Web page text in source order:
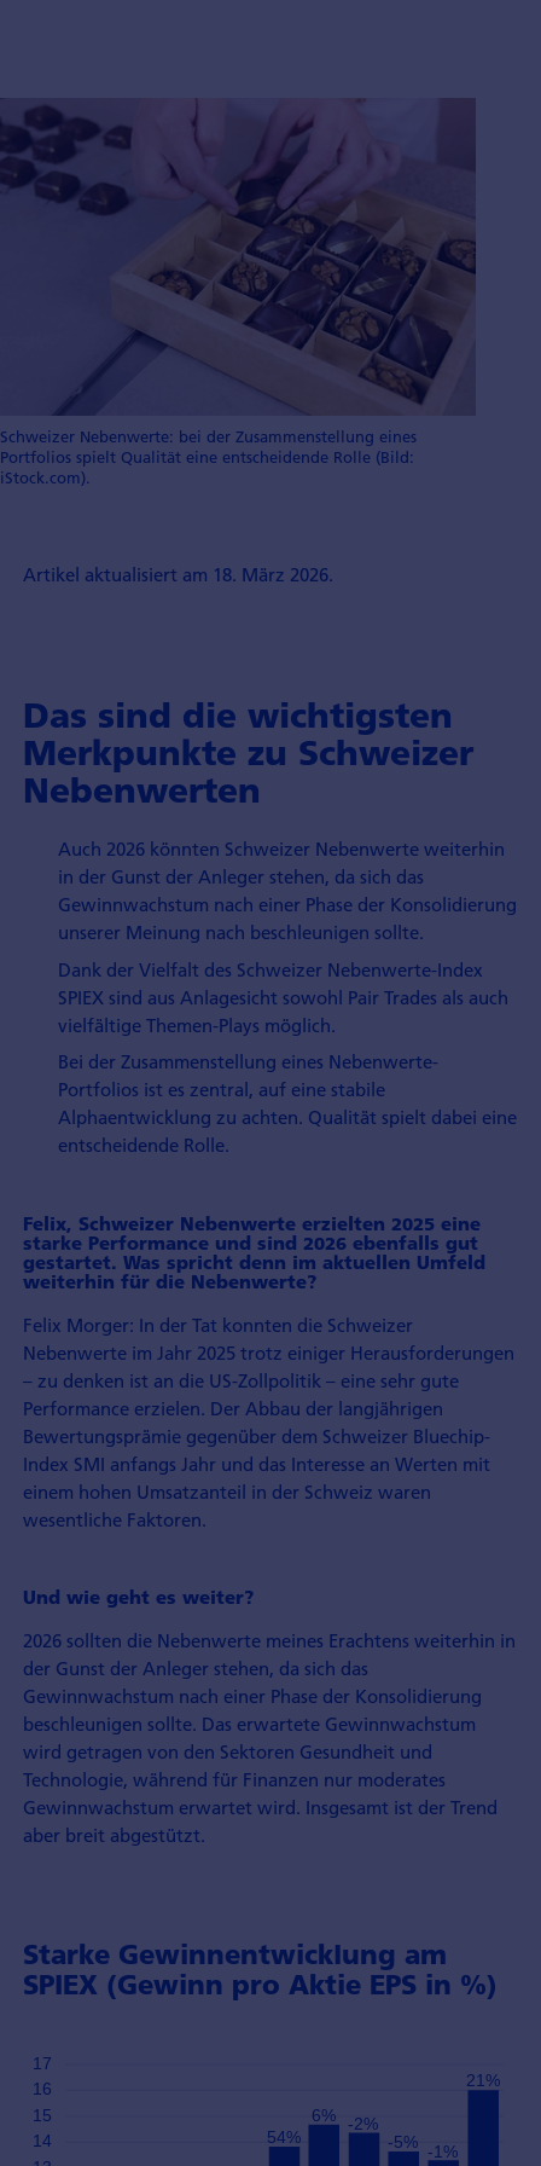
Schweizer Nebenwerte: bei der Zusammenstellung eines
Portfolios spielt Qualität eine entscheidende Rolle (Bild:
iStock.com).
Artikel aktualisiert am 18. März 2026.
Das sind die wichtigsten
Merkpunkte zu Schweizer
Nebenwerten
Auch 2026 könnten Schweizer Nebenwerte weiterhin
in der Gunst der Anleger stehen, da sich das
Gewinnwachstum nach einer Phase der Konsolidierung
unserer Meinung nach beschleunigen sollte.
Dank der Vielfalt des Schweizer Nebenwerte-Index
SPIEX sind aus Anlagesicht sowohl Pair Trades als auch
vielfältige Themen-Plays möglich.
Bei der Zusammenstellung eines Nebenwerte-
Portfolios ist es zentral, auf eine stabile
Alphaentwicklung zu achten. Qualität spielt dabei eine
entscheidende Rolle.
Felix, Schweizer Nebenwerte erzielten 2025 eine
starke Performance und sind 2026 ebenfalls gut
gestartet. Was spricht denn im aktuellen Umfeld
weiterhin für die Nebenwerte?
Felix Morger: In der Tat konnten die Schweizer
Nebenwerte im Jahr 2025 trotz einiger Herausforderungen
– zu denken ist an die US-Zollpolitik – eine sehr gute
Performance erzielen. Der Abbau der langjährigen
Bewertungsprämie gegenüber dem Schweizer Bluechip-
Index SMI anfangs Jahr und das Interesse an Werten mit
einem hohen Umsatzanteil in der Schweiz waren
wesentliche Faktoren.
Und wie geht es weiter?
2026 sollten die Nebenwerte meines Erachtens weiterhin in
der Gunst der Anleger stehen, da sich das
Gewinnwachstum nach einer Phase der Konsolidierung
beschleunigen sollte. Das erwartete Gewinnwachstum
wird getragen von den Sektoren Gesundheit und
Technologie, während für Finanzen nur moderates
Gewinnwachstum erwartet wird. Insgesamt ist der Trend
aber breit abgestützt.
Starke Gewinnentwicklung am
SPIEX (Gewinn pro Aktie EPS in %)